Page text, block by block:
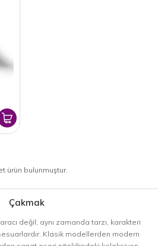
ürün bulunmuştur.
Çakmak
değil; aynı zamanda tarzı, karakteri
Klasik modellerden modern